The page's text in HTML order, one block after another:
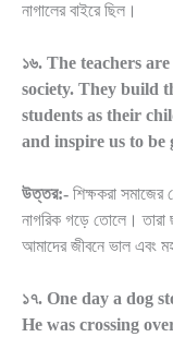
নাগালের বাইরে ছিল।
১৬. The teachers
society. They build
students as their
and inspire us to be
উত্তর:- শিক্ষকরা সমাজের
নাগরিক গড়ে তোলে। তারা
আমাদের জীবনে ভাল এবং
১৭. One day a dog
He was crossing